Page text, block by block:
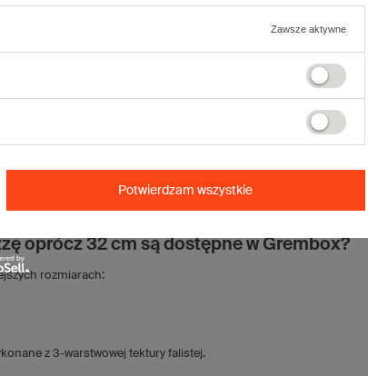
. Taka
ruchu. Produkty Grembox są dostarczane w formie płaskiej i
. Zamówienia wysyłane
Oferta obejmuje zarówno niewielkie pakiety, jak i
Grembox?
jest od wielkości zamówienia.
Grembox oferuje
w zakładkach produktowych – tabela „Kup więcej i oszczędzaj”
oprócz 32 cm są dostępne w Grembox?
rozmiarach:
z 3-warstwowej tektury falistej.
Zawsze aktywne
Potwierdzam wszystkie